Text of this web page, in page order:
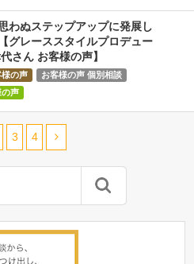
わぬステップアップに発展し
グレーススタイルプロデュー
さん お客様の声】
の声
お客様の声 個別相談
の声
3 4